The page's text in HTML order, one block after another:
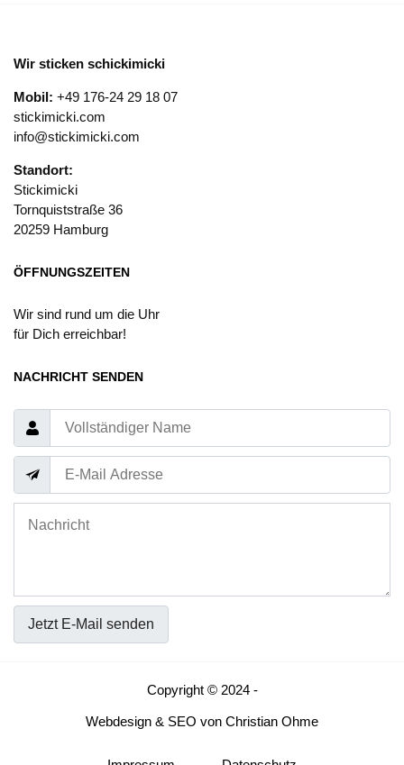
Wir sticken schickimicki
Mobil: +49 176-24 29 18 07
stickimicki.com
info@stickimicki.com
Standort:
Stickimicki
Tornquiststraße 36
20259 Hamburg
ÖFFNUNGSZEITEN
Wir sind rund um die Uhr
für Dich erreichbar!
NACHRICHT SENDEN
Jetzt E-Mail senden
Copyright © 2024 -
Webdesign & SEO von Christian Ohme